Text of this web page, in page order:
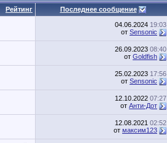
Рейтинг Последнее сообщение
04.06.2024 19:03
от Sensonic
26.09.2023 08:40
от Goldfish
25.02.2023 17:56
от Sensonic
12.10.2022 07:27
от Анти-Дот
12.08.2021 02:52
от максим123